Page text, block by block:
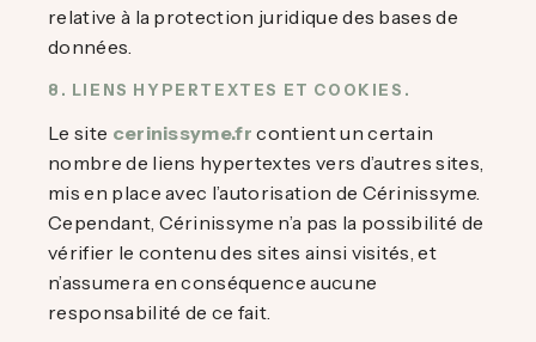
relative à la protection juridique des bases de
données.
8. LIENS HYPERTEXTES ET COOKIES.
Le site cerinissyme.fr contient un certain
nombre de liens hypertextes vers d’autres sites,
mis en place avec l’autorisation de Cérinissyme.
Cependant, Cérinissyme n’a pas la possibilité de
vérifier le contenu des sites ainsi visités, et
n’assumera en conséquence aucune
responsabilité de ce fait.